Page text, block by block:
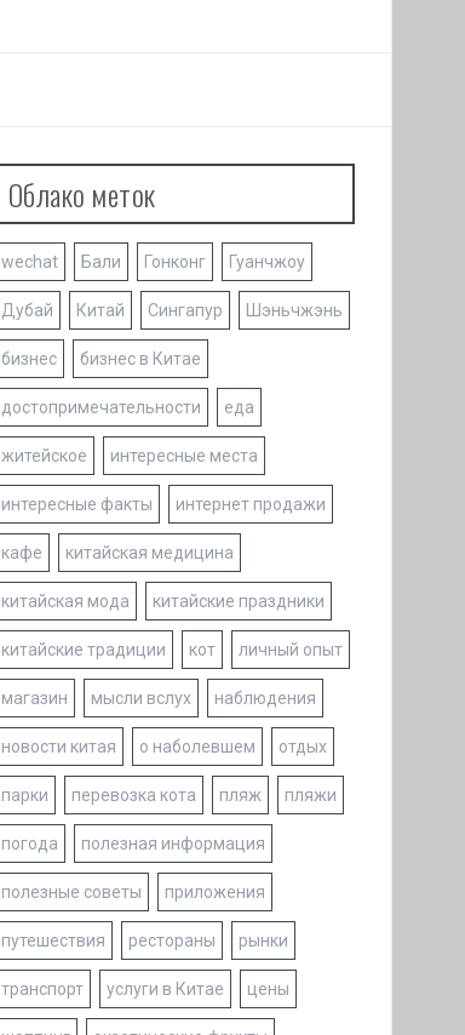
Облако меток
wechat Бали Гонконг Гуанчжоу
Дубай Китай Сингапур Шэньчжэнь
бизнес бизнес в Китае
достопримечательности еда
житейское интересные места
интересные факты интернет продажи
кафе китайская медицина
китайская мода китайские праздники
китайские традиции кот личный опыт
магазин мысли вслух наблюдения
новости китая о наболевшем отдых
парки перевозка кота пляж пляжи
погода полезная информация
полезные советы приложения
путешествия рестораны рынки
транспорт услуги в Китае цены